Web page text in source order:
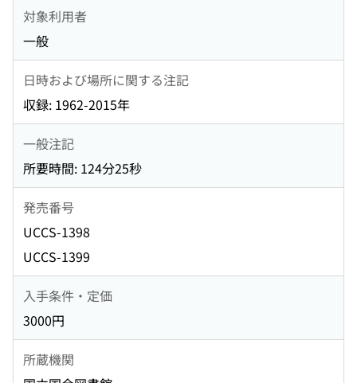
対象利用者
一般
日時および場所に関する注記
収録: 1962-2015年
一般注記
所要時間: 124分25秒
発売番号
UCCS-1398
UCCS-1399
入手条件・定価
3000円
所蔵機関